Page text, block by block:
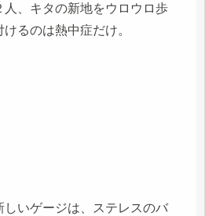
人、キタの新地をウロウロ歩
るのは熱中症だけ。
しいゲージは、ステレスのバ